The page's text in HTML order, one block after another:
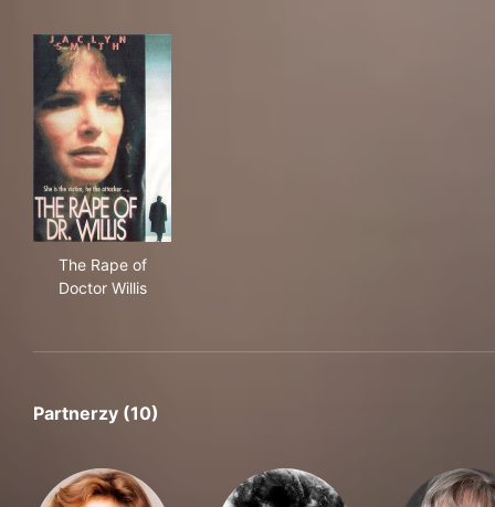
The Rape of
Doctor Willis
Partnerzy (10)